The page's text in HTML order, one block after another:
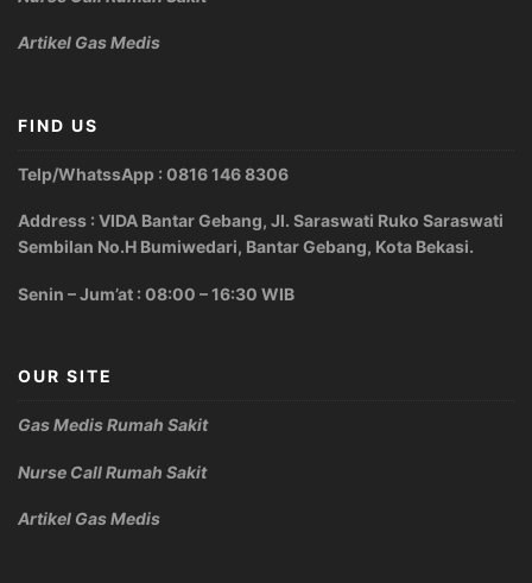
Artikel Gas Medis
FIND US
Telp/WhatssApp : 0816 146 8306
Address : VIDA Bantar Gebang, Jl. Saraswati Ruko Saraswati
Sembilan No.H Bumiwedari, Bantar Gebang, Kota Bekasi.
Senin – Jum’at : 08:00 – 16:30 WIB
OUR SITE
Gas Medis Rumah Sakit
Nurse Call Rumah Sakit
Artikel Gas Medis